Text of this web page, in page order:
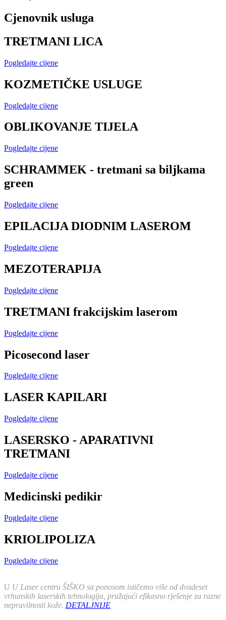
Cjenovnik usluga
TRETMANI LICA
Pogledajte cijene
KOZMETIČKE USLUGE
Pogledajte cijene
OBLIKOVANJE TIJELA
Pogledajte cijene
SCHRAMMEK - tretmani sa biljkama
green
Pogledajte cijene
EPILACIJA DIODNIM LASEROM
Pogledajte cijene
MEZOTERAPIJA
Pogledajte cijene
TRETMANI frakcijskim laserom
Pogledajte cijene
Picosecond laser
Pogledajte cijene
LASER KAPILARI
Pogledajte cijene
LASERSKO - APARATIVNI
TRETMANI
Pogledajte cijene
Medicinski pedikir
Pogledajte cijene
KRIOLIPOLIZA
Pogledajte cijene
U U Laser centru ŠIŠKO sa ponosom ističemo više od dvadeset
vrhunskih laserskih tehnologija, pružajući efikasno rješenje za razne
nepravilnosti kože. DETALJNIJE